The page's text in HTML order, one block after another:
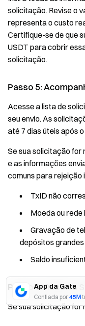
App da Gate
Confiada por45M
solicitação. Revise o
representa o custo
Certifique-se de que
USDT para cobrir
solicitação.
Passo 5:
Acesse a lista de
seu envio. As
até 7 dias úteis após
Se sua solicitação for
e as informações
comuns para rejeição
TxID não
Moeda ou
Gravação de
depósitos grandes
Saldo
Passo 6: Resolva
Se sua solicitação for